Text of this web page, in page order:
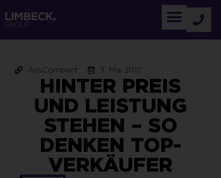
AssCompact 3. Mai 2012
HINTER PREIS
UND LEISTUNG
STEHEN – SO
DENKEN TOP-
VERKÄUFER